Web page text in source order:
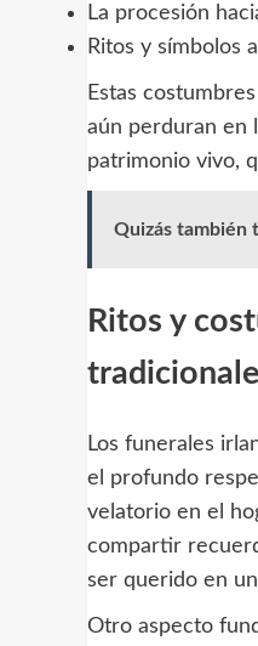
La procesión
Ritos y símbolos
Estas
aún perduran en
patrimonio vivo,
Quizás también
Ritos y
Los funerales
el profundo
velatorio en el
compartir
ser querido en
Otro aspecto